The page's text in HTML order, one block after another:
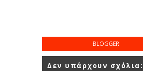
BLOGGER
Δεν υπάρχουν σχόλια: